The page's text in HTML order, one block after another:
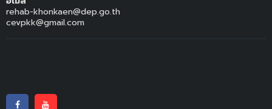
rehab-khonkaen@dep.go.th
cevpkk@gmail.com